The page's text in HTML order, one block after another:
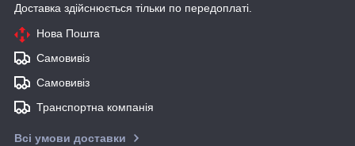
Доставка здійснюється тільки по передоплаті.
Нова Пошта
Самовивіз
Самовивіз
Транспортна компанія
Всі умови доставки